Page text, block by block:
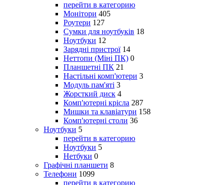
перейти в категорию
Монітори 405
Роутери 127
Сумки для ноутбуків 18
Ноутбуки 12
Зарядні пристрої 14
Неттопи (Міні ПК) 0
Планшетні ПК 21
Настільні комп'ютери 3
Модуль пам'яті 3
Жорсткий диск 4
Комп'ютерні крісла 287
Мишки та клавіатури 158
Комп'ютерні столи 36
Ноутбуки 5
перейти в категорию
Ноутбуки 5
Нетбуки 0
Графічні планшети 8
Телефони 1099
перейти в категорию